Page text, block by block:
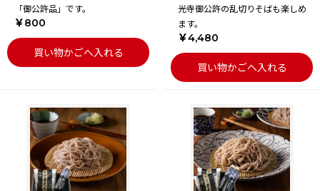
「御公許品」です。
￥800
買い物かごへ入れる
光寺御公許の乱切りそばも楽しめ
ます。
￥4,480
買い物かごへ入れる